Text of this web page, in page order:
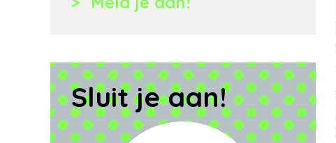
Sluit je aan!